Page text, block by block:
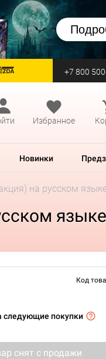
перейти на Zvezda +7 800
Избранное
Новинки
на русском
языке
Код
следующие покупки
снят с продажи